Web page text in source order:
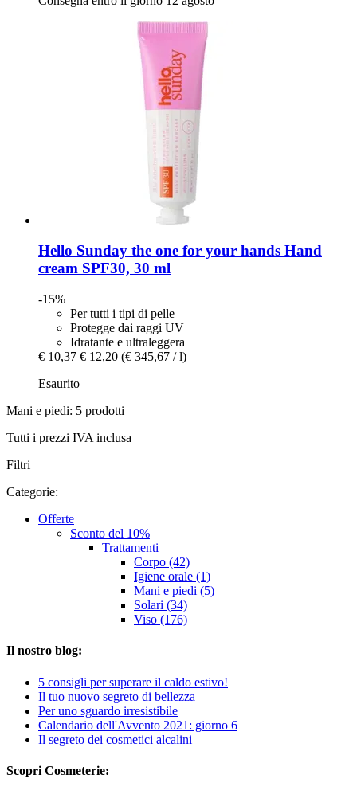
Hello Sunday the one for your hands Hand
cream SPF30, 30 ml
-15%
Per tutti i tipi di pelle
Protegge dai raggi UV
Idratante e ultraleggera
€ 10,37 € 12,20 (€ 345,67 / l)
Esaurito
Mani e piedi: 5 prodotti
Tutti i prezzi IVA inclusa
Filtri
Categorie:
Offerte
Sconto del 10%
Trattamenti
Corpo (42)
Igiene orale (1)
Mani e piedi (5)
Solari (34)
Viso (176)
Il nostro blog:
5 consigli per superare il caldo estivo!
Il tuo nuovo segreto di bellezza
Per uno sguardo irresistibile
Calendario dell'Avvento 2021: giorno 6
Il segreto dei cosmetici alcalini
Scopri Cosmeterie: